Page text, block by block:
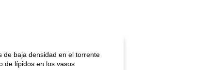
de baja densidad en el torrente
de lípidos en los vasos